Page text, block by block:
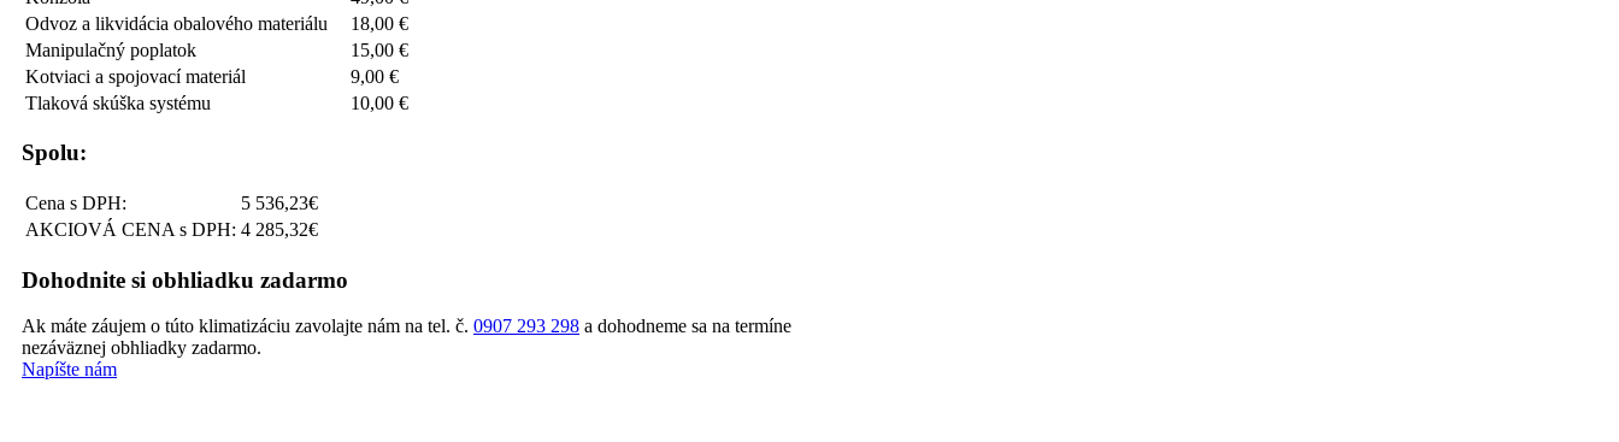
Odvoz a likvidácia obalového materiálu
18,00 €
Manipulačný poplatok
15,00 €
Kotviaci a spojovací materiál
9,00 €
Tlaková skúška systému
10,00 €
Spolu:
Cena s DPH:
5 536,23€
AKCIOVÁ CENA s DPH: 4 285,32€
Dohodnite si obhliadku zadarmo
Ak máte záujem o túto klimatizáciu zavolajte nám na tel. č. 0907 293 298 a dohodneme sa na termíne
nezáväznej obhliadky zadarmo.
Napíšte nám